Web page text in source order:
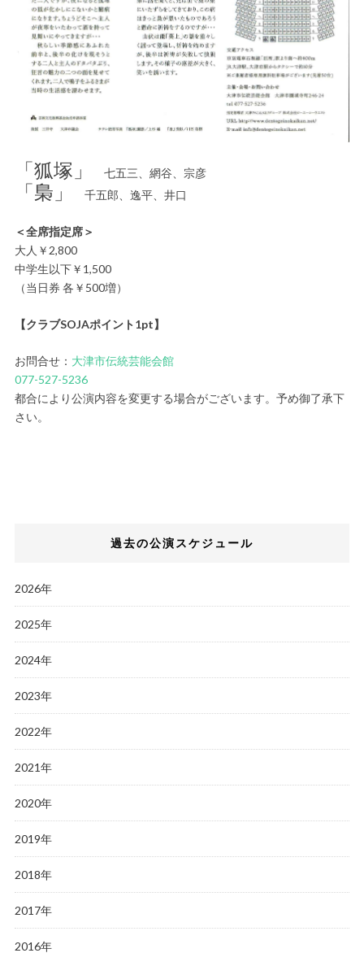
「狐塚」 七五三、網谷、宗彦
「梟」 千五郎、逸平、井口
＜全席指定席＞
大人￥2,800
中学生以下￥1,500
（当日券 各￥500増）
【クラブSOJAポイント1pt】
お問合せ： 大津市伝統芸能会館
077-527-5236
都合により公演内容を変更する場合がございます。予め御了承下
さい。
過去の公演スケジュール
2026年
2025年
2024年
2023年
2022年
2021年
2020年
2019年
2018年
2017年
2016年